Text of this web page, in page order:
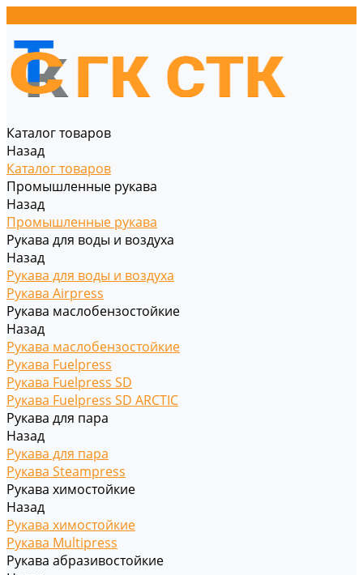
Каталог товаров
Назад
Каталог товаров
Промышленные рукава
Назад
Промышленные рукава
Рукава для воды и воздуха
Назад
Рукава для воды и воздуха
Рукава Airpress
Рукава маслобензостойкие
Назад
Рукава маслобензостойкие
Рукава Fuelpress
Рукава Fuelpress SD
Рукава Fuelpress SD ARCTIC
Рукава для пара
Назад
Рукава для пара
Рукава Steampress
Рукава химостойкие
Назад
Рукава химостойкие
Рукава Multipress
Рукава абразивостойкие